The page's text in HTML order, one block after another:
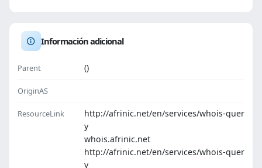
Información adicional
Parent ()
OriginAS
ResourceLink
http://afrinic.net/en/services/whois-quer
y
whois.afrinic.net
http://afrinic.net/en/services/whois-quer
y